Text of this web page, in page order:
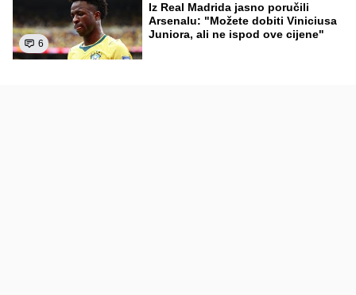
6
Iz Real Madrida jasno poručili
Arsenalu: "Možete dobiti Viniciusa
Juniora, ali ne ispod ove cijene"